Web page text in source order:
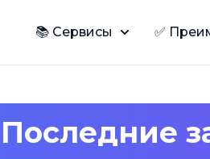
📚 Сервисы ✅
Последние